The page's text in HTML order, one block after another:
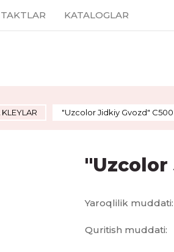
KATALOGLAR
"Uzcolor Jidkiy Gvozd" C500
"Uzcolor
Yaroqlilik muddati:
Quritish muddati: